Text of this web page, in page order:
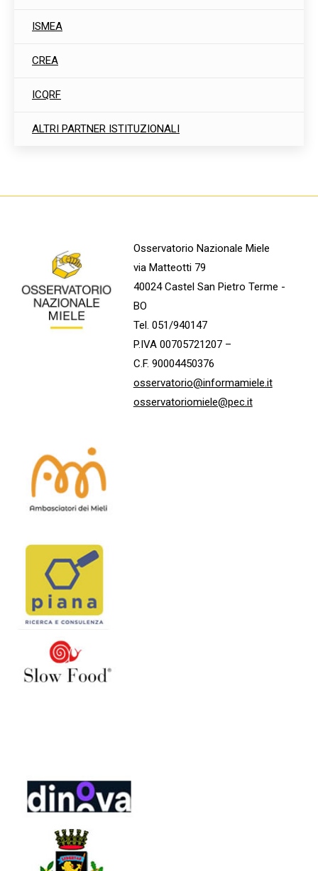
ISMEA
CREA
ICQRF
ALTRI PARTNER ISTITUZIONALI
Osservatorio Nazionale Miele
via Matteotti 79
40024 Castel San Pietro Terme -
BO
Tel. 051/940147
P.IVA 00705721207 –
C.F. 90004450376
osservatorio@informamiele.it
osservatoriomiele@pec.it